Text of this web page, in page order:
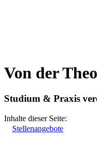
Von der
Studium & Praxis
Inhalte dieser Seite:
Stellenangebote